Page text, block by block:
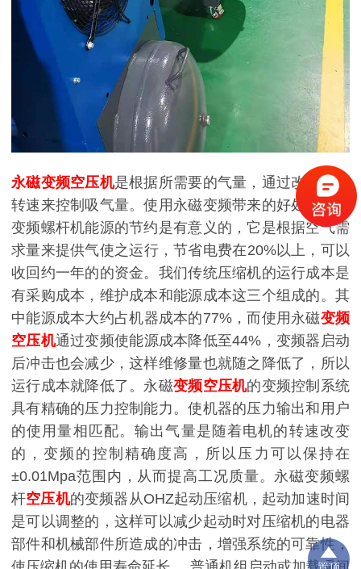
永磁变频空压机是根据所需要的气量，通过改变主机
转速来控制吸气量。使用永磁变频带来的好处，永磁
变频螺杆机能源的节约是有意义的，它是根据空气需
求量来提供气使之运行，节省电费在20%以上，可以
收回约一年的的资金。我们传统压缩机的运行成本是
有采购成本，维护成本和能源成本这三个组成的。其
中能源成本大约占机器成本的77%，而使用永磁变频
空压机通过变频使能源成本降低至44%，变频器启动
后冲击也会减少，这样维修量也就随之降低了，所以
运行成本就降低了。永磁变频空压机的变频控制系统
具有精确的压力控制能力。使机器的压力输出和用户
的使用量相匹配。输出气量是随着电机的转速改变
的，变频的控制精确度高，所以压力可以保持在
±0.01Mpa范围内，从而提高工况质量。永磁变频螺
杆空压机的变频器从OHZ起动压缩机，起动加速时间
是可以调整的，这样可以减少起动时对压缩机的电器
部件和机械部件所造成的冲击，增强系统的可靠性，